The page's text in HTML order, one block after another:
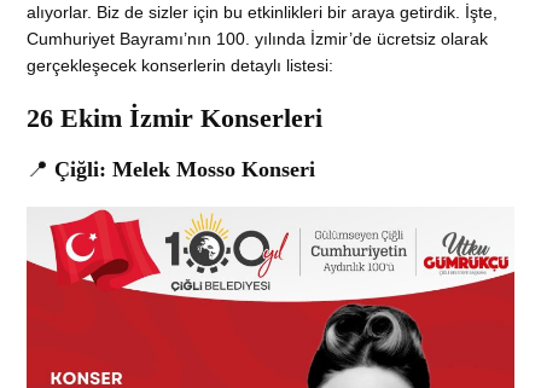
alıyorlar. Biz de sizler için bu etkinlikleri bir araya getirdik. İşte,
Cumhuriyet Bayramı’nın 100. yılında İzmir’de ücretsiz olarak
gerçekleşecek konserlerin detaylı listesi:
26 Ekim İzmir Konserleri
📍 Çiğli: Melek Mosso Konseri